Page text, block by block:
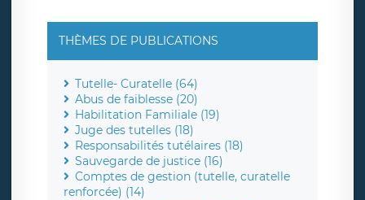
THÈMES DE PUBLICATIONS
Tutelle- Curatelle (64)
Abus de faiblesse (20)
Habilitation Familiale (19)
Juge des tutelles (18)
Responsabilités tutélaires (18)
Sauvegarde de justice (16)
Comptes de gestion (tutelle, curatelle
renforcée) (14)